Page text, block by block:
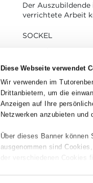
Diese Webseite verwendet
Wir verwenden im
Drittanbietern, um die
Anzeigen auf Ihre
Netzwerken anzubieten und
Über dieses Banner können
ausgenommen sind
Der Auszubildende
verrichtete Arbeit
SOCKEL
Der
enthält die
Anlässlich eines
werden die